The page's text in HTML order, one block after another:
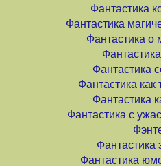
Фантастика
Фантастика
Фантастика о
Фантастика
Фантастика как
Фантастика
Фантастика с
Фантастика
Фантастика